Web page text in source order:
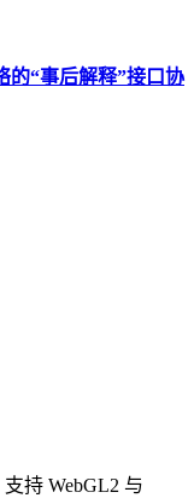
的“事后解释”接口协
持 WebGL2 与